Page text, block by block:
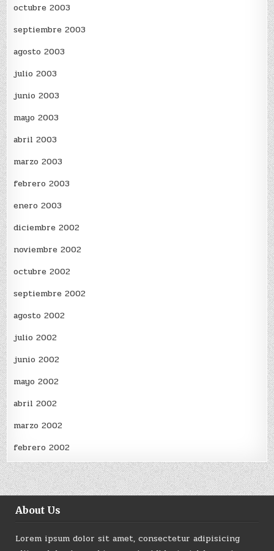
octubre 2003
septiembre 2003
agosto 2003
julio 2003
junio 2003
mayo 2003
abril 2003
marzo 2003
febrero 2003
enero 2003
diciembre 2002
noviembre 2002
octubre 2002
septiembre 2002
agosto 2002
julio 2002
junio 2002
mayo 2002
abril 2002
marzo 2002
febrero 2002
About Us
Lorem ipsum dolor sit amet, consectetur adipisicing